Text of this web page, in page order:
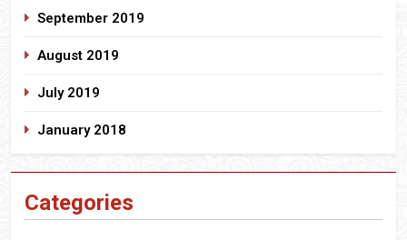
September 2019
August 2019
July 2019
January 2018
Categories